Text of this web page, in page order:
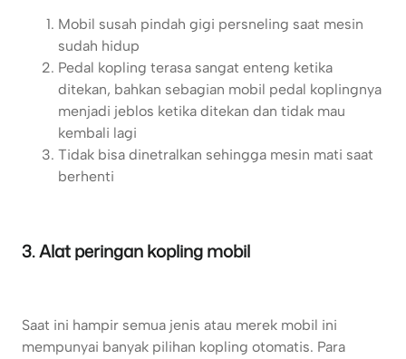
Mobil susah pindah gigi persneling saat mesin
sudah hidup
Pedal kopling terasa sangat enteng ketika
ditekan, bahkan sebagian mobil pedal koplingnya
menjadi jeblos ketika ditekan dan tidak mau
kembali lagi
Tidak bisa dinetralkan sehingga mesin mati saat
berhenti
3. Alat peringan kopling mobil
Saat ini hampir semua jenis atau merek mobil ini
mempunyai banyak pilihan kopling otomatis. Para